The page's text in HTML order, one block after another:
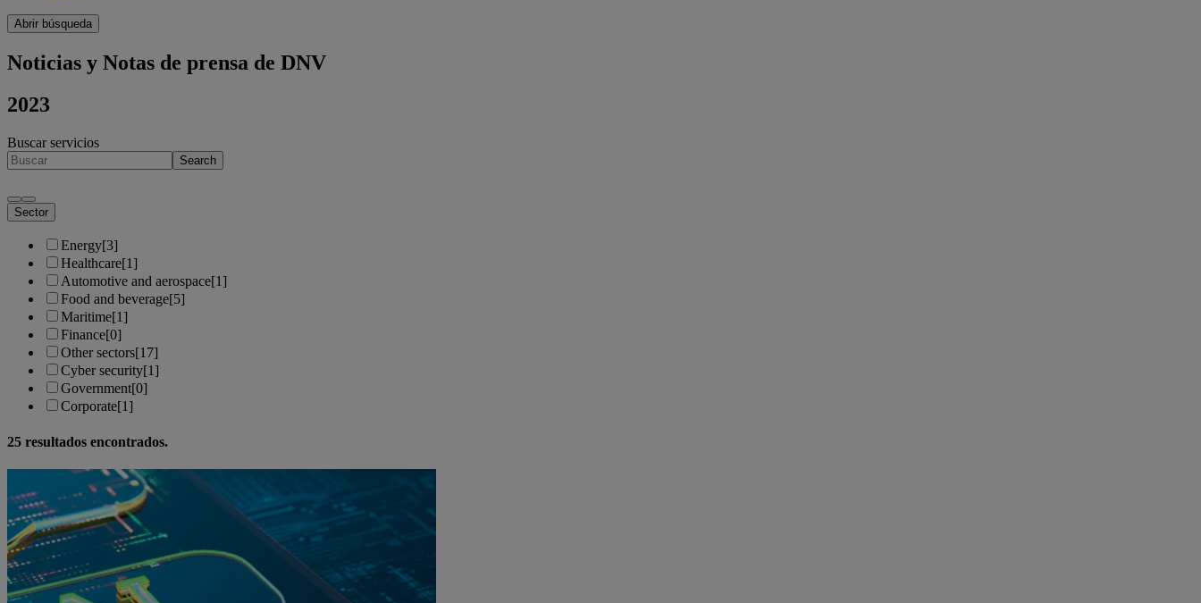
Abrir búsqueda
Noticias y Notas de prensa de DNV
2023
Buscar servicios
Search
Sector
Energy[3]
Healthcare[1]
Automotive and aerospace[1]
Food and beverage[5]
Maritime[1]
Finance[0]
Other sectors[17]
Cyber security[1]
Government[0]
Corporate[1]
25 resultados encontrados.